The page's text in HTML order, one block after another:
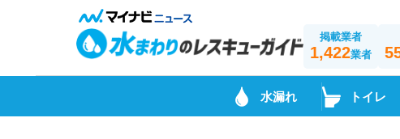
掲載業者
1,422業者
水漏れ トイレ